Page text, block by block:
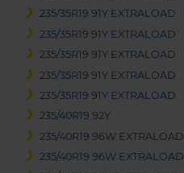
235/35R19 91Y EXTRALOAD
235/35R19 91Y EXTRALOAD
235/35R19 91Y EXTRALOAD
235/35R19 91Y EXTRALOAD
235/35R19 91Y EXTRALOAD
235/40R19 92Y
235/40R19 96W EXTRALOAD
235/40R19 96W EXTRALOAD